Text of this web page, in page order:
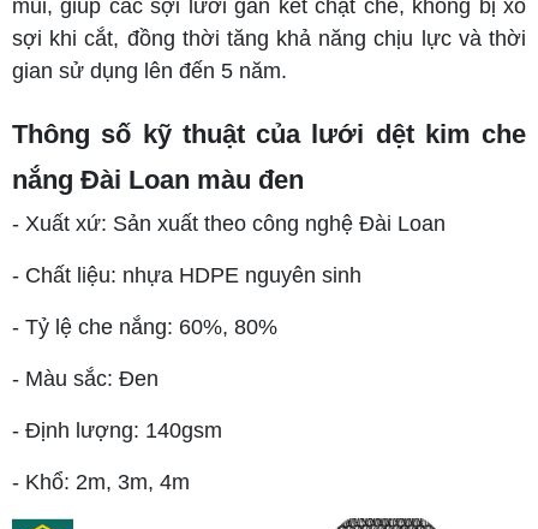
mũi, giúp các sợi lưới gắn kết chặt chẽ, không bị xổ
sợi khi cắt, đồng thời tăng khả năng chịu lực và thời
gian sử dụng lên đến 5 năm.
Thông số kỹ thuật của lưới dệt kim che
nắng Đài Loan màu đen
- Xuất xứ: Sản xuất theo công nghệ Đài Loan
- Chất liệu: nhựa HDPE nguyên sinh
- Tỷ lệ che nắng: 60%, 80%
- Màu sắc: Đen
- Định lượng: 140gsm
- Khổ: 2m, 3m, 4m